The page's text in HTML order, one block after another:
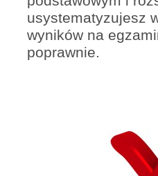
usystematyzujesz
wyników na
poprawnie.